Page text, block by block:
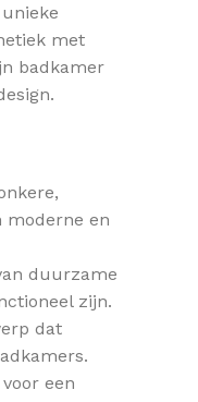
met
badkamer
moderne en
duurzame
zijn.
dat
een